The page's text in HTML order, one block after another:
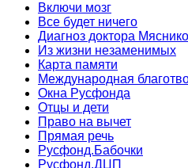
Включи мозг
Все будет ничего
Диагноз доктора
Из жизни незаменимых
Карта памяти
Международная
Окна Русфонда
Отцы и дети
Право на вычет
Прямая речь
Русфонд.Бабочки
Русфонд.ДЦП